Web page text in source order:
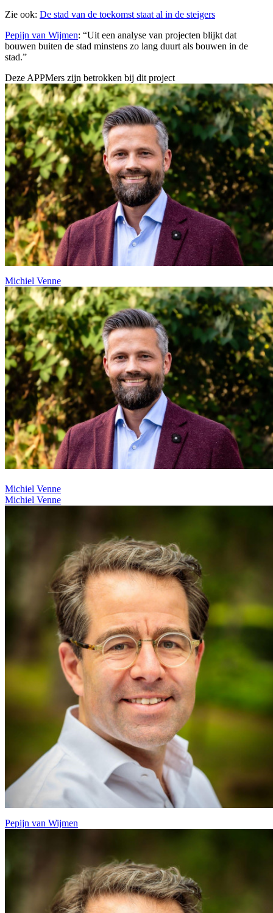
Zie ook: De stad van de toekomst staat al in de steigers
Pepijn van Wijmen: “Uit een analyse van projecten blijkt dat
bouwen buiten de stad minstens zo lang duurt als bouwen in de
stad.”
Deze APPMers zijn betrokken bij dit project
Michiel Venne
Michiel Venne
Michiel Venne
Pepijn van Wijmen